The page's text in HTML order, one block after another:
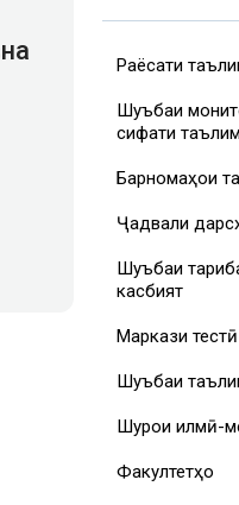
Раёсати
Шуъбаи
сифати таълим
Барномаҳои
Ҷадвали
Шуъбаи
касбият
Маркази
Шуъбаи
Шурои илмӣ-
Факултетҳо